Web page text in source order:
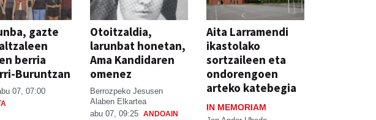
gazte
berria
Buruntzan
07, 07:00
Otoitzaldia,
larunbat honetan,
Ama Kandidaren
omenez
Berrozpeko Jesusen
Alaben Elkartea
abu 07, 09:25 ANDOAIN
Aita Larramendi
ikastolako
sortzaileen eta
ondorengoen
arteko katebegia
IN MEMORIAM